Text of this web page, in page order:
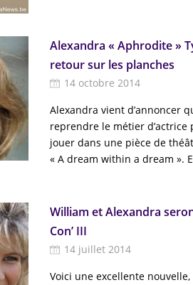
Alexandra « Aphrodite »
retour sur les planches
14 octobre 2014
Alexandra vient d’annoncer
reprendre le métier d’actrice
jouer dans une pièce de
« A dream within a dream ».
William et Alexandra
Con’ III
14 juillet 2014
Voici une excellente